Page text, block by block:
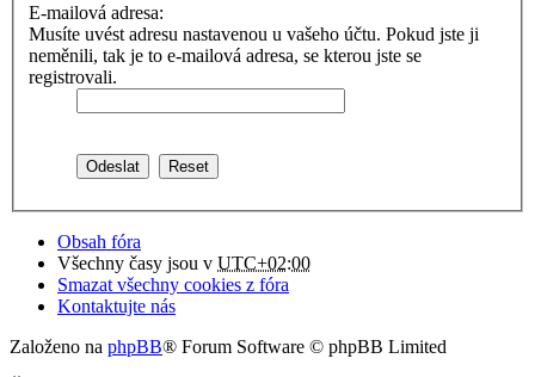
E-mailová adresa:
Musíte uvést adresu nastavenou u vašeho účtu. Pokud jste ji
neměnili, tak je to e-mailová adresa, se kterou jste se
registrovali.
Obsah fóra
Všechny časy jsou v UTC+02:00
Smazat všechny cookies z fóra
Kontaktujte nás
Založeno na phpBB® Forum Software © phpBB Limited